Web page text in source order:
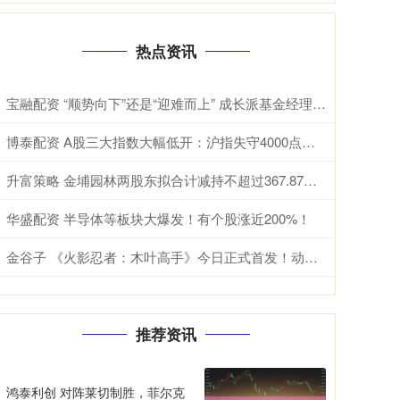
热点资讯
宝融配资 “顺势向下”还是“迎难而上” 成长派基金经理现分歧
博泰配资 A股三大指数大幅低开：沪指失守4000点，超5200股飘绿
升富策略 金埔园林两股东拟合计减持不超过367.87万股
华盛配资 半导体等板块大爆发！有个股涨近200%！
金谷子 《火影忍者：木叶高手》今日正式首发！动画级剧情还原引爆热血DNA_资源_游戏_手游
推荐资讯
鸿泰利创 对阵莱切制胜，菲尔克